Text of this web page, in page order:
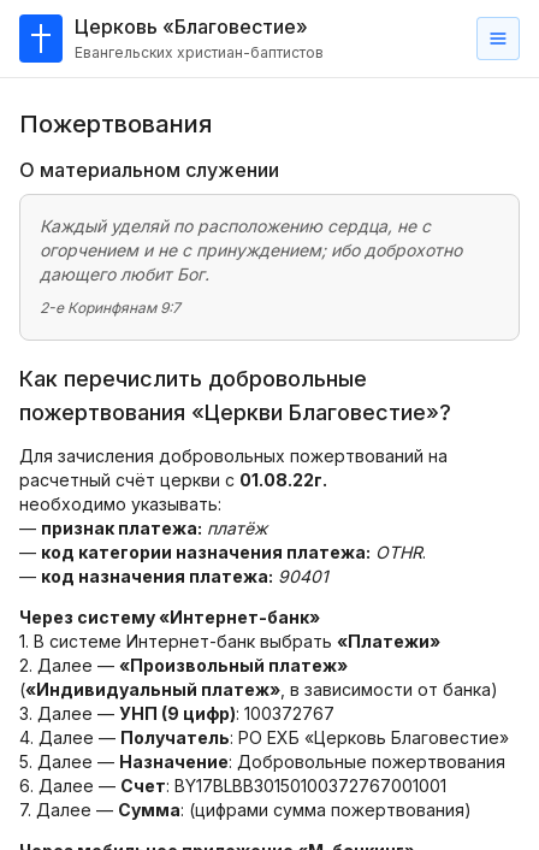
Церковь «Благовестие»
Евангельских христиан-баптистов
нас
Мы на карте
Проповеди
Серии проповедей
Трансляции
Хор
Библия
Воскресная
школа
Фото Воскресной школы
Видео Воскресной школы
Пожертвования
О материальном служении
Каждый уделяй по расположению сердца, не с
огорчением и не с принуждением; ибо доброхотно
дающего любит Бог.
2-е Коринфянам 9:7
Как перечислить добровольные
пожертвования «Церкви Благовестие»?
Для зачисления добровольных пожертвований на
расчетный счёт церкви с 01.08.22г.
необходимо указывать:
— признак платежа: платёж
— код категории назначения платежа: OTHR.
— код назначения платежа: 90401
Через систему «Интернет-банк»
1. В системе Интернет-банк выбрать «Платежи»
2. Далее — «Произвольный платеж»
(«Индивидуальный платеж» , в зависимости от банка)
3. Далее — УНП (9 цифр): 100372767
4. Далее — Получатель: РО ЕХБ «Церковь Благовестие»
5. Далее — Назначение: Добровольные пожертвования
6. Далее — Счет: BY17BLBB30150100372767001001
7. Далее — Сумма: (цифрами сумма пожертвования)